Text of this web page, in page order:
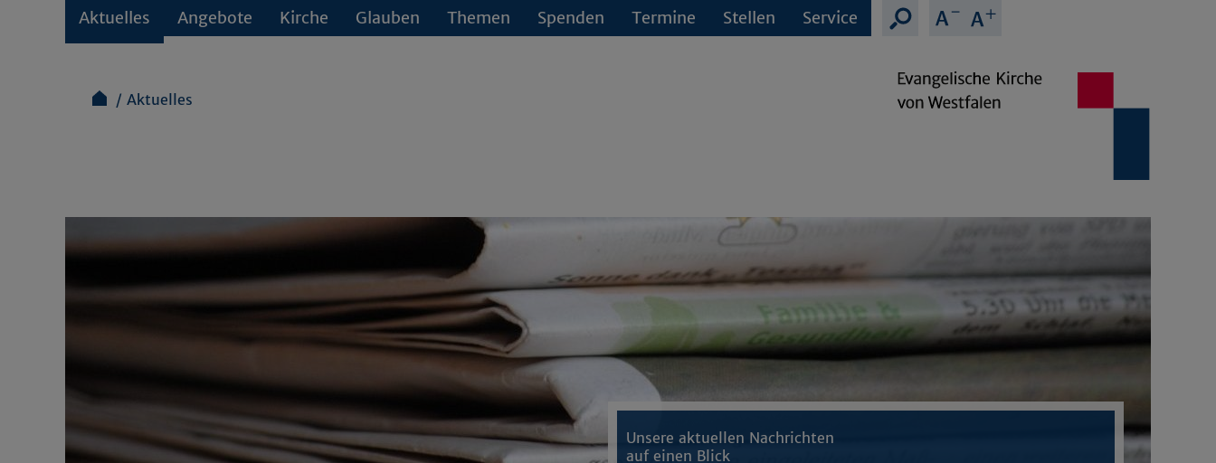
Aktuelles Angebote Kirche Glauben Themen Spenden Termine Stellen Service
Aktuelles
Unsere aktuellen Nachrichten
auf einen Blick